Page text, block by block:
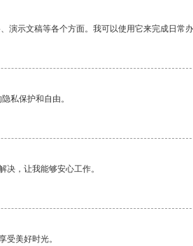
演示文稿等各个方面。我可以使用它来完成日常
私保护和自由。
，让我能够安心工作。
受美好时光。